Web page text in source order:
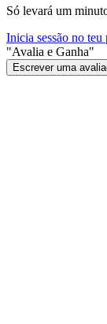
Só levará um
Inicia sessão no teu
"Avalia e Ganha"
Escrever uma